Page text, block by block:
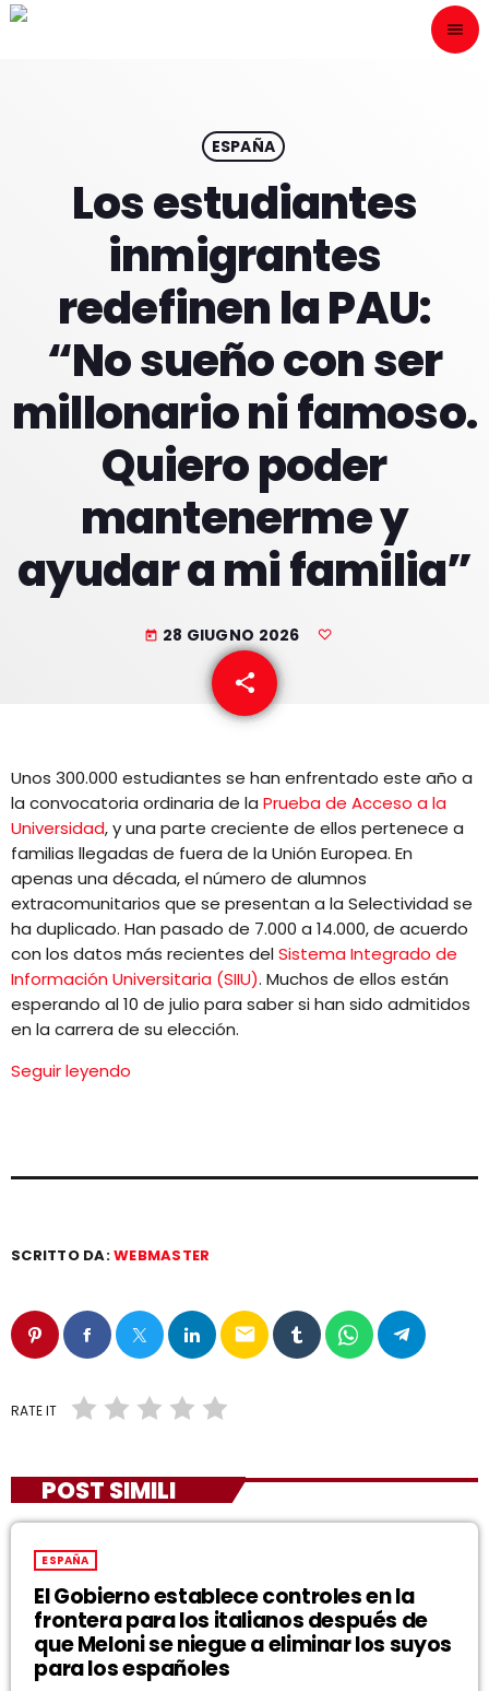
menu
HOME
PROGRAMACION
NUESTRAS FRECUENCIAS
EQUIPO
NOTICIAS
ESPAÑA
Los estudiantes
inmigrantes
redefinen la PAU:
“No sueño con ser
millonario ni famoso.
Quiero poder
mantenerme y
ayudar a mi familia”
today 28 GIUGNO 2026
share
email
Unos 300.000 estudiantes se han enfrentado este año a
la convocatoria ordinaria de la Prueba de Acceso a la
Universidad, y una parte creciente de ellos pertenece a
familias llegadas de fuera de la Unión Europea. En
apenas una década, el número de alumnos
extracomunitarios que se presentan a la Selectividad se
ha duplicado. Han pasado de 7.000 a 14.000, de acuerdo
con los datos más recientes delSistema Integrado de
Información Universitaria (SIIU). Muchos de ellos están
esperando al 10 de julio para saber si han sido admitidos
en la carrera de su elección.
Seguir leyendo
SCRITTO DA:WEBMASTER
email
RATE IT
POST SIMILI
ESPAÑA
El Gobierno establece controles en la
frontera para los italianos después de
que Meloni se niegue a eliminar los suyos
para los españoles